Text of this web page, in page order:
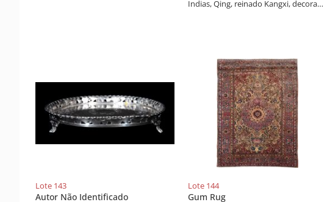
Indias, Qing, reinado Kangxi, decorado
XVIII. Peça de coleção.
Lote 143
Autor Não Identificado
Lote 144
Gum Rug